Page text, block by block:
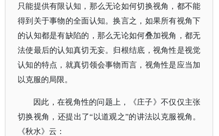
只能提供有限认知，那么无论如何切换视角，都不能
得到关于事物的全面认知。换言之，如果所有视角下
的认知都是有缺陷的，那么无论如何叠加视角，都无
法使最后的认知真切无妄。归根结底，视角性是视觉
认知的特点，就真切领会事物而言，视角性是应当加
以克服的局限。
因此，在视角性的问题上，《庄子》不仅仅主张
切换视角，还提出了“以道观之”的讲法以克服视角。
《秋水》云：